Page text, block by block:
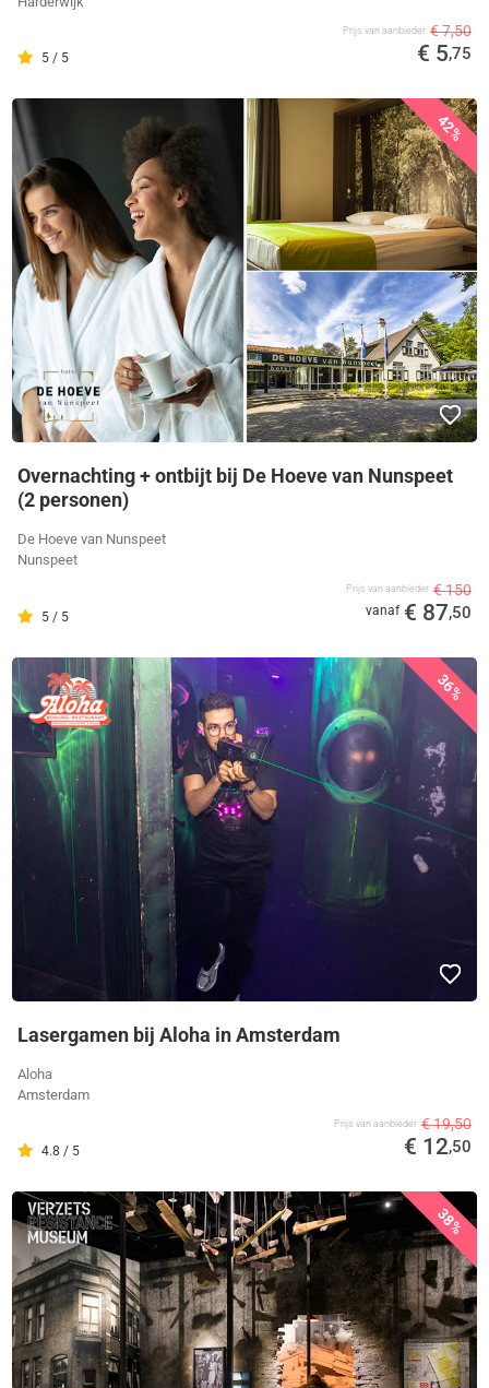
5 / 5
Prijs van aanbieder € 7,50
€ 5,75
42%
Overnachting + ontbijt bij De Hoeve van Nunspeet
(2 personen)
De Hoeve van Nunspeet
Nunspeet
5 / 5
Prijs van aanbieder € 150
vanaf € 87,50
36%
Lasergamen bij Aloha in Amsterdam
Aloha
Amsterdam
4.8 / 5
Prijs van aanbieder € 19,50
€ 12,50
38%